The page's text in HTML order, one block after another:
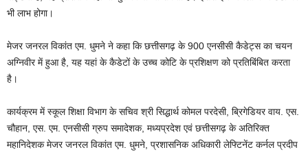
भी लाभ होगा।
मेजर जनरल विकांत एम. धुमने ने कहा कि छत्तीसगढ़ के 900 एनसीसी कैडेट्स का चयन
अग्निवीर में हुआ है, यह यहां के कैडेटों के उच्च कोटि के प्रशिक्षण को प्रतिबिंबित करता
है।
कार्यक्रम में स्कूल शिक्षा विभाग के सचिव श्री सिद्धार्थ कोमल परदेसी, ब्रिगेडियर वाय. एस.
चौहान, एस. एम. एनसीसी ग्रुप समादेशक, मध्यप्रदेश एवं छत्तीसगढ़ के अतिरिक्त
महानिदेशक मेजर जनरल विकांत एम. धुमने, प्रशासनिक अधिकारी लेफ्टिनेंट कर्नल प्रदीप